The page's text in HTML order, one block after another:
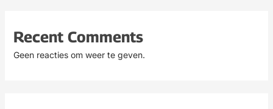
Recent Comments
Geen reacties om weer te geven.